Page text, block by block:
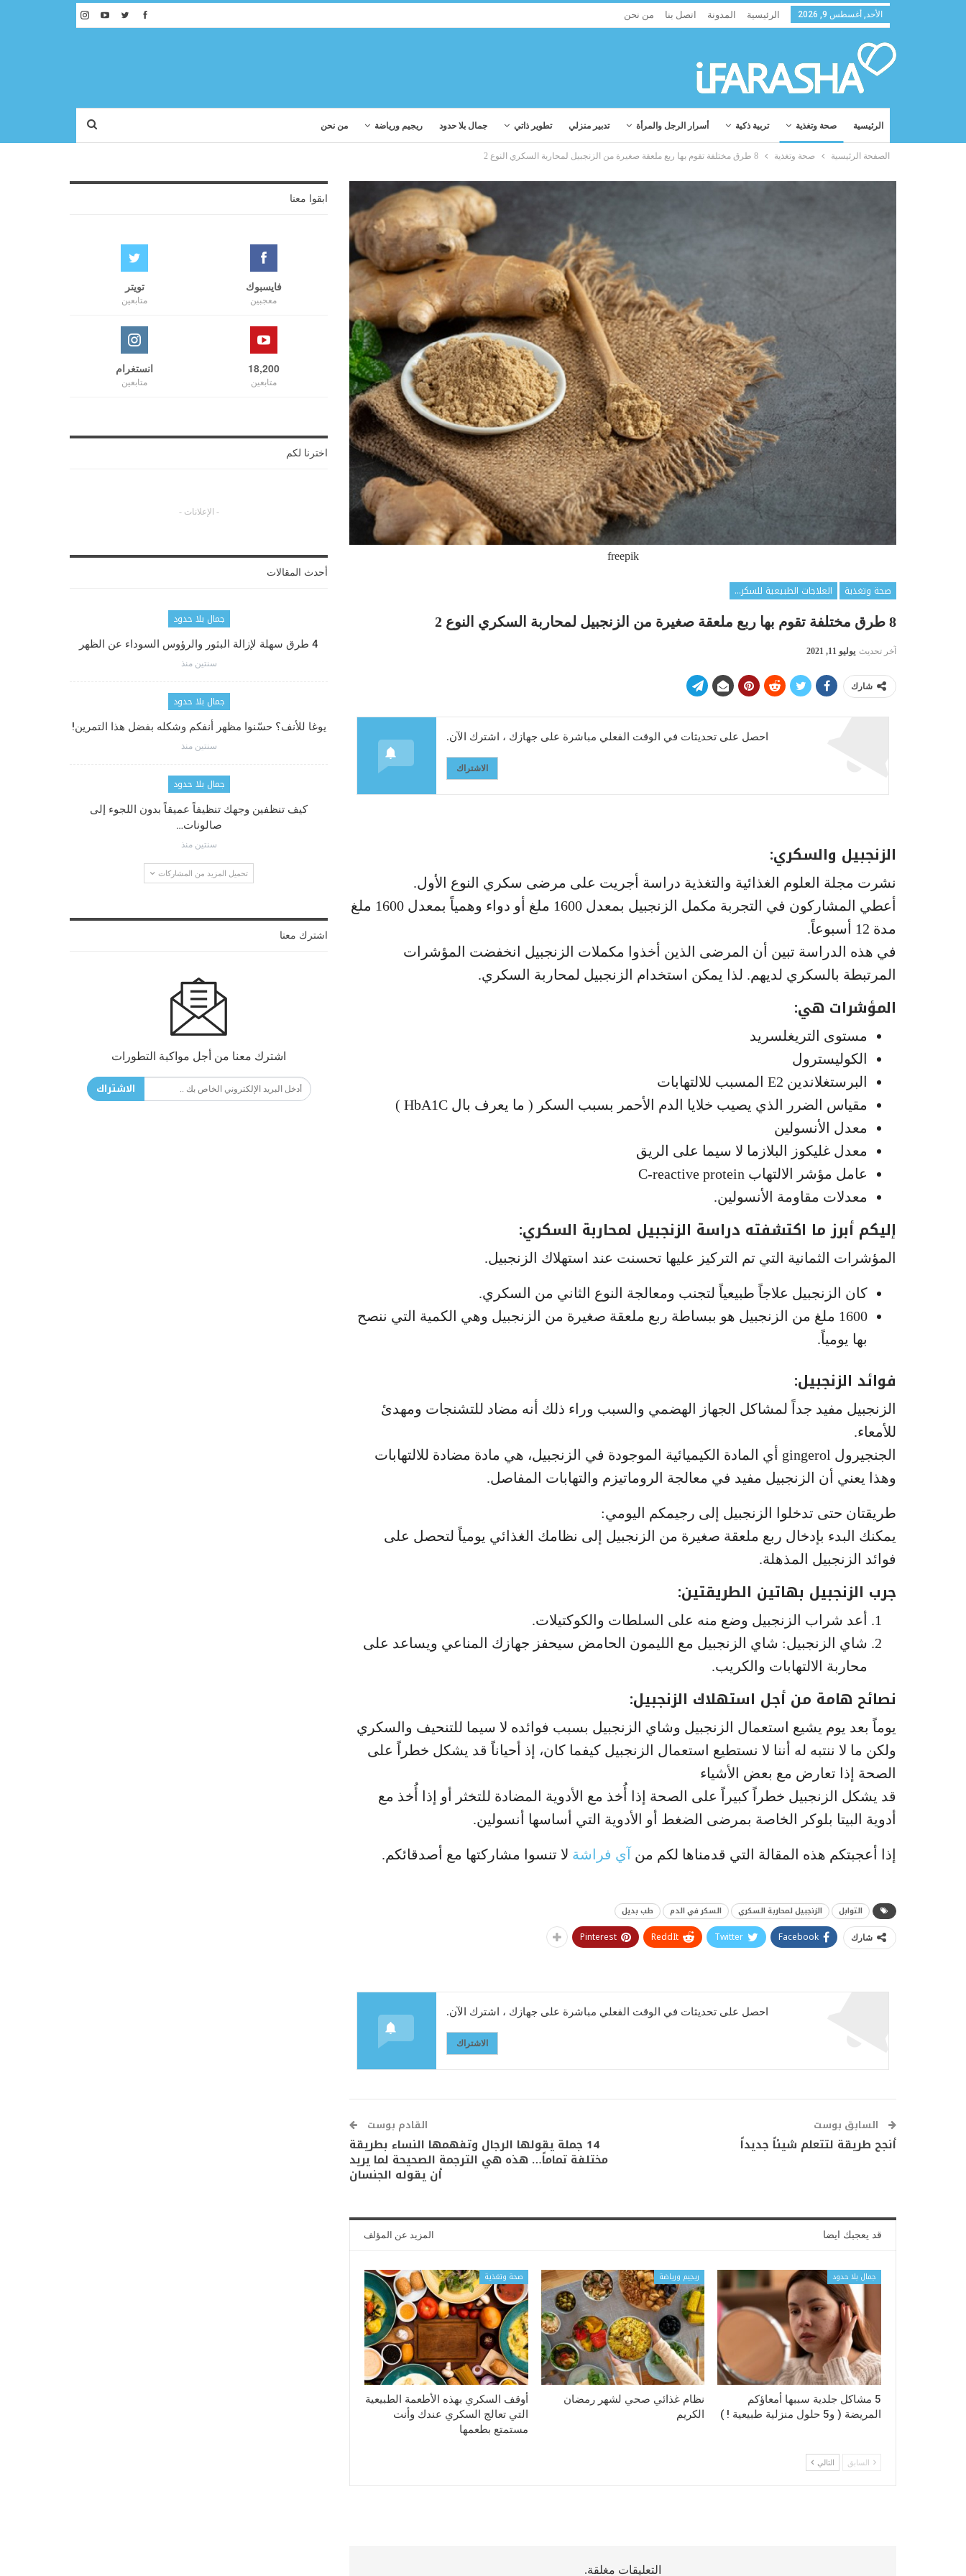
الأحد, أغسطس 9, 2026 الرئيسية المدونة اتصل بنا من نحن
الرئيسية صحة وتغذية تربية ذكية أسرار الرجل والمرأة تدبير منزلي تطوير ذاتي جمال بلا حدود ريجيم ورياضة من نحن
الصفحة الرئيسية صحة وتغذية 8 طرق مختلفة تقوم بها ربع ملعقة صغيرة من الزنجبيل لمحاربة السكري النوع 2
freepik
صحة وتغذية
العلاجات الطبيعية للسكري
8 طرق مختلفة تقوم بها ربع ملعقة صغيرة من الزنجبيل لمحاربة السكري النوع 2
آخر تحديث يوليو 11, 2021
شارك
احصل على تحديثات في الوقت الفعلي مباشرة على جهازك ، اشترك الآن.
الاشتراك
الزنجبيل والسكري:
نشرت مجلة العلوم الغذائية والتغذية دراسة أجريت على مرضى سكري النوع الأول.
أعطي المشاركون في التجربة مكمل الزنجبيل بمعدل 1600 ملغ أو دواء وهمياً بمعدل 1600 ملغ
مدة 12 أسبوعاً.
في هذه الدراسة تبين أن المرضى الذين أخذوا مكملات الزنجبيل انخفضت المؤشرات
المرتبطة بالسكري لديهم. لذا يمكن استخدام الزنجبيل لمحاربة السكري.
المؤشرات هي:
مستوى التريغلسريد
الكوليسترول
البرستغلاندين E2 المسبب للالتهابات
مقياس الضرر الذي يصيب خلايا الدم الأحمر بسبب السكر ( ما يعرف بال HbA1C )
معدل الأنسولين
معدل غليكوز البلازما لا سيما على الريق
عامل مؤشر الالتهاب C-reactive protein
معدلات مقاومة الأنسولين.
إليكم أبرز ما اكتشفته دراسة الزنجبيل لمحاربة السكري:
المؤشرات الثمانية التي تم التركيز عليها تحسنت عند استهلاك الزنجبيل.
كان الزنجبيل علاجاً طبيعياً لتجنب ومعالجة النوع الثاني من السكري.
1600 ملغ من الزنجبيل هو ببساطة ربع ملعقة صغيرة من الزنجبيل وهي الكمية التي ننصح
بها يومياً.
فوائد الزنجبيل:
الزنجبيل مفيد جداً لمشاكل الجهاز الهضمي والسبب وراء ذلك أنه مضاد للتشنجات ومهدئ
للأمعاء.
الجنجيرول gingerol أي المادة الكيميائية الموجودة في الزنجبيل، هي مادة مضادة للالتهابات
وهذا يعني أن الزنجبيل مفيد في معالجة الروماتيزم والتهابات المفاصل.
طريقتان حتى تدخلوا الزنجبيل إلى رجيمكم اليومي:
يمكنك البدء بإدخال ربع ملعقة صغيرة من الزنجبيل إلى نظامك الغذائي يومياً لتحصل على
فوائد الزنجبيل المذهلة.
جرب الزنجبيل بهاتين الطريقتين:
أعد شراب الزنجبيل وضع منه على السلطات والكوكتيلات.
شاي الزنجبيل: شاي الزنجبيل مع الليمون الحامض سيحفز جهازك المناعي ويساعد على
محاربة الالتهابات والكريب.
نصائح هامة من أجل استهلاك الزنجبيل:
يوماً بعد يوم يشيع استعمال الزنجبيل وشاي الزنجبيل بسبب فوائده لا سيما للتنحيف والسكري
ولكن ما لا ننتبه له أننا لا نستطيع استعمال الزنجبيل كيفما كان، إذ أحياناً قد يشكل خطراً على
الصحة إذا تعارض مع بعض الأشياء
قد يشكل الزنجبيل خطراً كبيراً على الصحة إذا أُخذ مع الأدوية المضادة للتخثر أو إذا أُخذ مع
أدوية البيتا بلوكر الخاصة بمرضى الضغط أو الأدوية التي أساسها أنسولين.
إذا أعجبتكم هذه المقالة التي قدمناها لكم من آي فراشة لا تنسوا مشاركتها مع أصدقائكم.
التوابل الزنجبيل لمحاربة السكري السكر في الدم طب بديل
شارك Facebook
Twitter
ReddIt
Pinterest
احصل على تحديثات في الوقت الفعلي مباشرة على جهازك ، اشترك الآن.
الاشتراك
السابق بوست
أنجح طريقة لتتعلم شيئاً جديداً
القادم بوست
14 جملة يقولها الرجال وتفهمها النساء بطريقة
مختلفة تماماً… هذه هي الترجمة الصحيحة لما يريد
أن يقوله الجنسان
قد يعجبك ايضا المزيد عن المؤلف
جمال بلا حدود
5 مشاكل جلدية سببها أمعاؤكم
المريضة ( و5 حلول منزلية طبيعية ! )
ريجيم ورياضة
نظام غذائي صحي لشهر رمضان
الكريم
صحة وتغذية
أوقف السكري بهذه الأطعمة الطبيعية
التي تعالج السكري عندك وأنت
مستمتع بطعمها
السابق التالي
التعليقات مغلقة.
ابقوا معنا
فايسبوك
معجبين
تويتر
متابعين
18,200
متابعين
انستغرام
متابعين
اخترنا لكم
- الإعلانات -
أحدث المقالات
جمال بلا حدود
4 طرق سهلة لإزالة البثور والرؤوس السوداء عن الظهر
سنتين منذ
جمال بلا حدود
يوغا للأنف؟ حسّنوا مظهر أنفكم وشكله بفضل هذا التمرين!
سنتين منذ
جمال بلا حدود
كيف تنظفين وجهك تنظيفاً عميقاً بدون اللجوء إلى
صالونات…
سنتين منذ
تحميل المزيد من المشاركات
اشترك معنا
اشترك معنا من أجل مواكبة التطورات
الاشتراك